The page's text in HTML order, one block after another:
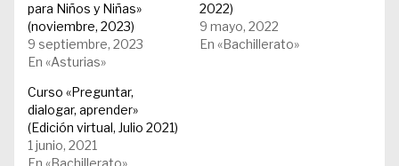
para Niños y Niñas»
(noviembre, 2023)
9 septiembre, 2023
En «Asturias»
2022)
9 mayo, 2022
En «Bachillerato»
Curso «Preguntar,
dialogar, aprender»
(Edición virtual, Julio 2021)
1 junio, 2021